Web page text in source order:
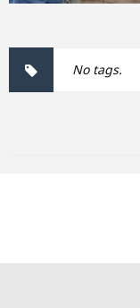
No tags.